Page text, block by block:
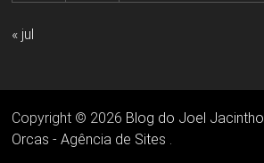
« jul
Copyright © 2026 Blog do Joel Jacintho
Orcas - Agência de Sites .